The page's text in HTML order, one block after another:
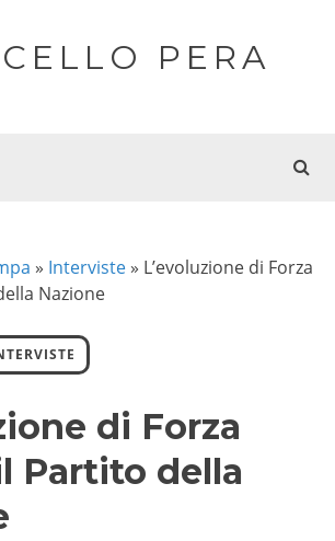
PERA
» Interviste » L’evoluzione di Forza
Nazione
di Forza
Partito della